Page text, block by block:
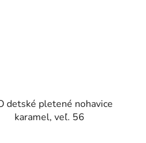
detské pletené nohavice
karamel, veľ. 56